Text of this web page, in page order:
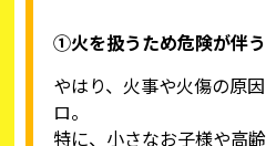
①火を扱うため危険が伴う
やはり、火事や火傷の原
ロ。
特に、小さなお子様や高